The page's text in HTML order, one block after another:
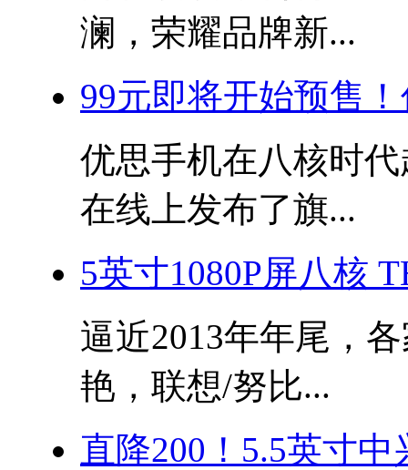
澜，荣耀品牌新...
99元即将开始预售
优思手机在八核时
在线上发布了旗...
5英寸1080P屏八核
逼近2013年年尾，
艳，联想/努比...
直降200！5.5英寸